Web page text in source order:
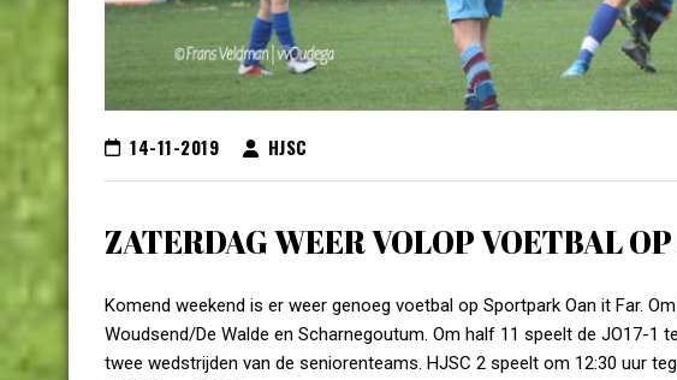
14-11-2019 HJSC
ZATERDAG WEER VOLOP VOETBAL
Komend weekend is er weer genoeg voetbal op Sportpark Oan it Far.
Woudsend/De Walde en Scharnegoutum. Om half 11 speelt de JO17-1
twee wedstrijden van de seniorenteams. HJSC 2 speelt om 12:30 uur